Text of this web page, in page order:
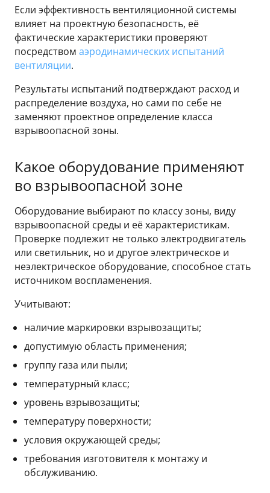
Если эффективность вентиляционной системы
влияет на проектную безопасность, её
фактические характеристики проверяют
посредством аэродинамических испытаний
вентиляции.
Результаты испытаний подтверждают расход и
распределение воздуха, но сами по себе не
заменяют проектное определение класса
взрывоопасной зоны.
Какое оборудование применяют
во взрывоопасной зоне
Оборудование выбирают по классу зоны, виду
взрывоопасной среды и её характеристикам.
Проверке подлежит не только электродвигатель
или светильник, но и другое электрическое и
неэлектрическое оборудование, способное стать
источником воспламенения.
Учитывают:
наличие маркировки взрывозащиты;
допустимую область применения;
группу газа или пыли;
температурный класс;
уровень взрывозащиты;
температуру поверхности;
условия окружающей среды;
требования изготовителя к монтажу и
обслуживанию.